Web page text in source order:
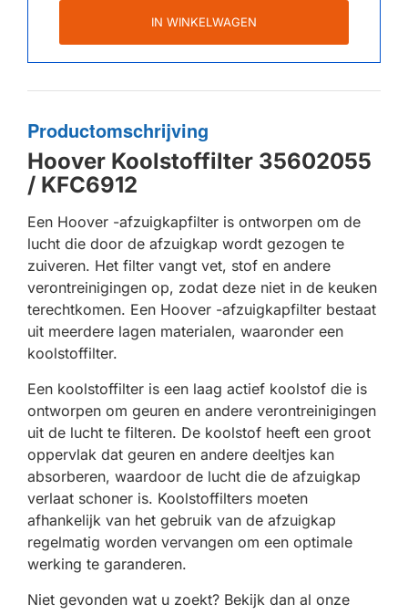
IN WINKELWAGEN
Productomschrijving
Hoover Koolstoffilter 35602055
/ KFC6912
Een Hoover -afzuigkapfilter is ontworpen om de
lucht die door de afzuigkap wordt gezogen te
zuiveren. Het filter vangt vet, stof en andere
verontreinigingen op, zodat deze niet in de keuken
terechtkomen. Een Hoover -afzuigkapfilter bestaat
uit meerdere lagen materialen, waaronder een
koolstoffilter.
Een koolstoffilter is een laag actief koolstof die is
ontworpen om geuren en andere verontreinigingen
uit de lucht te filteren. De koolstof heeft een groot
oppervlak dat geuren en andere deeltjes kan
absorberen, waardoor de lucht die de afzuigkap
verlaat schoner is. Koolstoffilters moeten
afhankelijk van het gebruik van de afzuigkap
regelmatig worden vervangen om een optimale
werking te garanderen.
Niet gevonden wat u zoekt? Bekijk dan al onze